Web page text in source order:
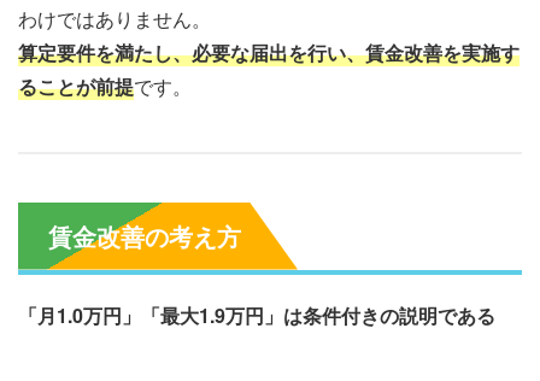
わけではありません。
算定要件を満たし、必要な届出を行い、賃金改善を実施す
ることが前提です。
賃金改善の考え方
「月1.0万円」「最大1.9万円」は条件付きの説明である